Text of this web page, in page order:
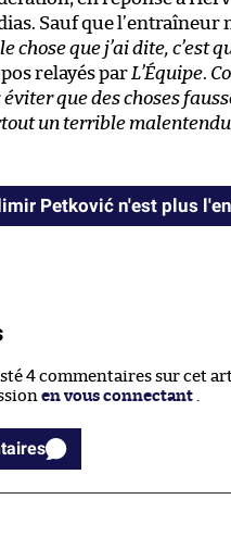
Sauf que l’entraîneur
chose que j’ai dite, c’est
relayés par L’Équipe.
que des choses
un terrible
Petković n'est plus
4 commentaires sur cet
en vous connectant .